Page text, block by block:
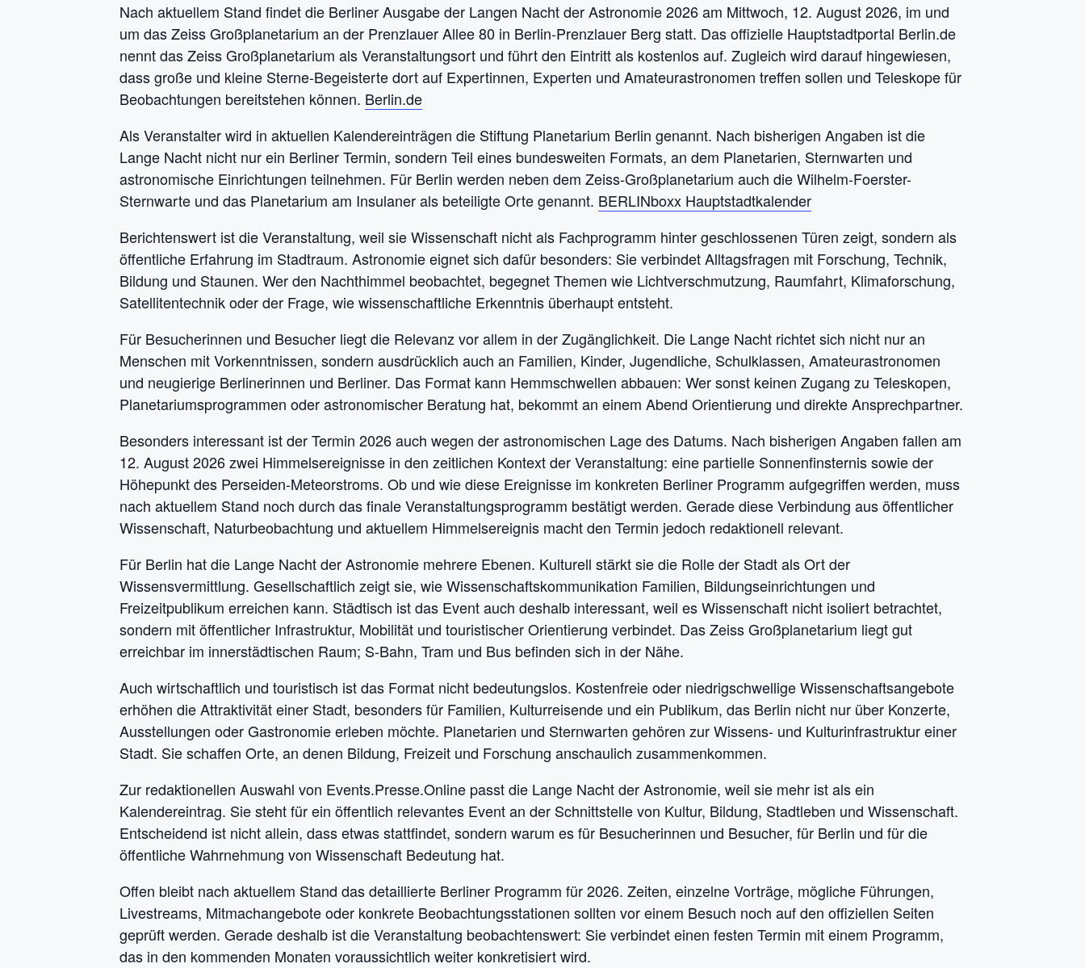
Nach aktuellem Stand findet die Berliner Ausgabe der Langen Nacht der Astronomie 2026 am Mittwoch, 12. August 2026, im und
um das Zeiss Großplanetarium an der Prenzlauer Allee 80 in Berlin-Prenzlauer Berg statt. Das offizielle Hauptstadtportal Berlin.de
nennt das Zeiss Großplanetarium als Veranstaltungsort und führt den Eintritt als kostenlos auf. Zugleich wird darauf hingewiesen,
dass große und kleine Sterne-Begeisterte dort auf Expertinnen, Experten und Amateurastronomen treffen sollen und Teleskope für
Beobachtungen bereitstehen können. Berlin.de
Als Veranstalter wird in aktuellen Kalendereinträgen die Stiftung Planetarium Berlin genannt. Nach bisherigen Angaben ist die
Lange Nacht nicht nur ein Berliner Termin, sondern Teil eines bundesweiten Formats, an dem Planetarien, Sternwarten und
astronomische Einrichtungen teilnehmen. Für Berlin werden neben dem Zeiss-Großplanetarium auch die Wilhelm-Foerster-
Sternwarte und das Planetarium am Insulaner als beteiligte Orte genannt. BERLINboxx Hauptstadtkalender
Berichtenswert ist die Veranstaltung, weil sie Wissenschaft nicht als Fachprogramm hinter geschlossenen Türen zeigt, sondern als
öffentliche Erfahrung im Stadtraum. Astronomie eignet sich dafür besonders: Sie verbindet Alltagsfragen mit Forschung, Technik,
Bildung und Staunen. Wer den Nachthimmel beobachtet, begegnet Themen wie Lichtverschmutzung, Raumfahrt, Klimaforschung,
Satellitentechnik oder der Frage, wie wissenschaftliche Erkenntnis überhaupt entsteht.
Für Besucherinnen und Besucher liegt die Relevanz vor allem in der Zugänglichkeit. Die Lange Nacht richtet sich nicht nur an
Menschen mit Vorkenntnissen, sondern ausdrücklich auch an Familien, Kinder, Jugendliche, Schulklassen, Amateurastronomen
und neugierige Berlinerinnen und Berliner. Das Format kann Hemmschwellen abbauen: Wer sonst keinen Zugang zu Teleskopen,
Planetariumsprogrammen oder astronomischer Beratung hat, bekommt an einem Abend Orientierung und direkte Ansprechpartner.
Besonders interessant ist der Termin 2026 auch wegen der astronomischen Lage des Datums. Nach bisherigen Angaben fallen am
12. August 2026 zwei Himmelsereignisse in den zeitlichen Kontext der Veranstaltung: eine partielle Sonnenfinsternis sowie der
Höhepunkt des Perseiden-Meteorstroms. Ob und wie diese Ereignisse im konkreten Berliner Programm aufgegriffen werden, muss
nach aktuellem Stand noch durch das finale Veranstaltungsprogramm bestätigt werden. Gerade diese Verbindung aus öffentlicher
Wissenschaft, Naturbeobachtung und aktuellem Himmelsereignis macht den Termin jedoch redaktionell relevant.
Für Berlin hat die Lange Nacht der Astronomie mehrere Ebenen. Kulturell stärkt sie die Rolle der Stadt als Ort der
Wissensvermittlung. Gesellschaftlich zeigt sie, wie Wissenschaftskommunikation Familien, Bildungseinrichtungen und
Freizeitpublikum erreichen kann. Städtisch ist das Event auch deshalb interessant, weil es Wissenschaft nicht isoliert betrachtet,
sondern mit öffentlicher Infrastruktur, Mobilität und touristischer Orientierung verbindet. Das Zeiss Großplanetarium liegt gut
erreichbar im innerstädtischen Raum; S-Bahn, Tram und Bus befinden sich in der Nähe.
Auch wirtschaftlich und touristisch ist das Format nicht bedeutungslos. Kostenfreie oder niedrigschwellige Wissenschaftsangebote
erhöhen die Attraktivität einer Stadt, besonders für Familien, Kulturreisende und ein Publikum, das Berlin nicht nur über Konzerte,
Ausstellungen oder Gastronomie erleben möchte. Planetarien und Sternwarten gehören zur Wissens- und Kulturinfrastruktur einer
Stadt. Sie schaffen Orte, an denen Bildung, Freizeit und Forschung anschaulich zusammenkommen.
Zur redaktionellen Auswahl von Events.Presse.Online passt die Lange Nacht der Astronomie, weil sie mehr ist als ein
Kalendereintrag. Sie steht für ein öffentlich relevantes Event an der Schnittstelle von Kultur, Bildung, Stadtleben und Wissenschaft.
Entscheidend ist nicht allein, dass etwas stattfindet, sondern warum es für Besucherinnen und Besucher, für Berlin und für die
öffentliche Wahrnehmung von Wissenschaft Bedeutung hat.
Offen bleibt nach aktuellem Stand das detaillierte Berliner Programm für 2026. Zeiten, einzelne Vorträge, mögliche Führungen,
Livestreams, Mitmachangebote oder konkrete Beobachtungsstationen sollten vor einem Besuch noch auf den offiziellen Seiten
geprüft werden. Gerade deshalb ist die Veranstaltung beobachtenswert: Sie verbindet einen festen Termin mit einem Programm,
das in den kommenden Monaten voraussichtlich weiter konkretisiert wird.